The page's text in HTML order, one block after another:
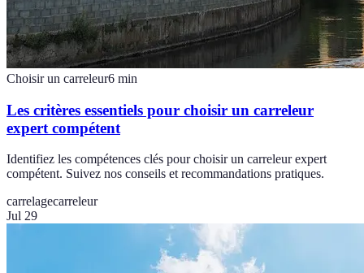
Choisir un carreleur6 min
Les critères essentiels pour choisir un carreleur
expert compétent
Identifiez les compétences clés pour choisir un carreleur expert
compétent. Suivez nos conseils et recommandations pratiques.
carrelagecarreleur
Jul 29